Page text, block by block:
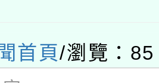
陸應申請許可
部水利署委託
究院辦理「
月22日(星期六
首頁/瀏覽：85